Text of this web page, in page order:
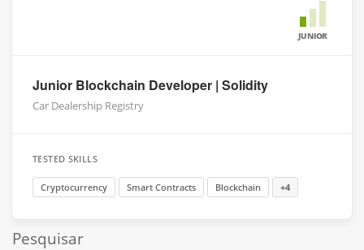
JUNIOR
Junior Blockchain Developer | Solidity
Car Dealership Registry
TESTED SKILLS
Cryptocurrency Smart Contracts Blockchain +4
Pesquisar